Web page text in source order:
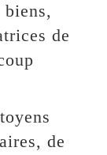
de
de